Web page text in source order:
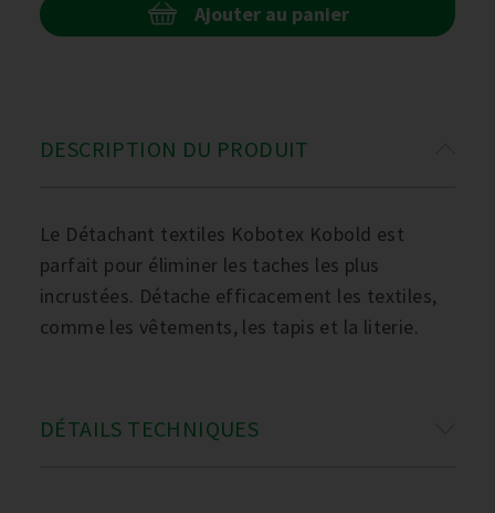
Ajouter au panier
DESCRIPTION DU PRODUIT
Le Détachant textiles Kobotex Kobold est
parfait pour éliminer les taches les plus
incrustées. Détache efficacement les textiles,
comme les vêtements, les tapis et la literie.
DÉTAILS TECHNIQUES